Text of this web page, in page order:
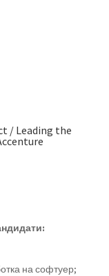
/ Leading the
на софтуер;